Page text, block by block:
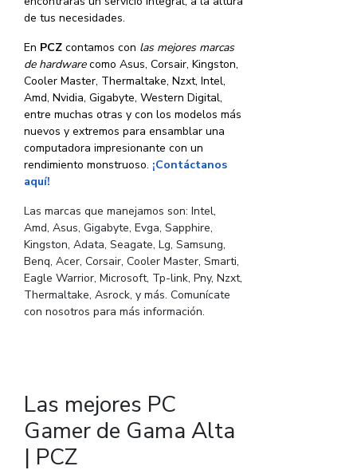
de tus necesidades.
En PCZ contamos con las mejores marcas
de hardwarecomo Asus, Corsair, Kingston,
Cooler Master, Thermaltake, Nzxt, Intel,
Amd, Nvidia, Gigabyte, Western Digital,
entre muchas otras y con los modelos más
nuevos y extremos para ensamblar una
computadora impresionante con un
rendimiento monstruoso. ¡Contáctanos
aquí!
Las marcas que manejamos son: Intel,
Amd, Asus, Gigabyte, Evga, Sapphire,
Kingston, Adata, Seagate, Lg, Samsung,
Benq, Acer, Corsair, Cooler Master, Smarti,
Eagle Warrior, Microsoft, Tp-link, Pny, Nzxt,
Thermaltake, Asrock, y más. Comunícate
con nosotros para más información.
Las mejores PC
Gamer de Gama Alta
| PCZ